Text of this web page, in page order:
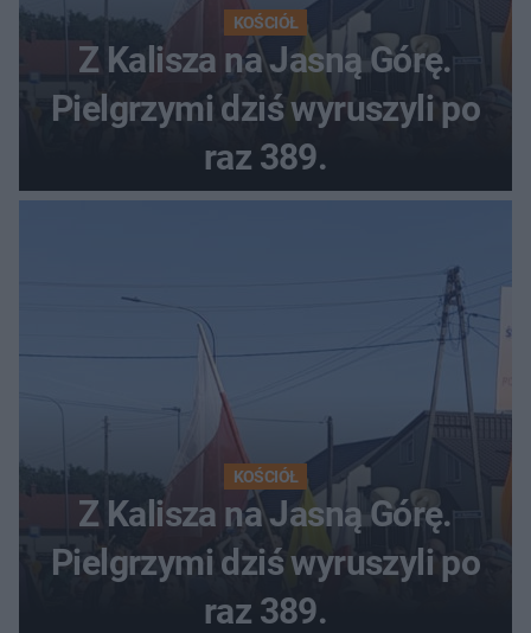
KOŚCIÓŁ
Z Kalisza na Jasną Górę.
Pielgrzymi dziś wyruszyli po
raz 389.
KOŚCIÓŁ
Z Kalisza na Jasną Górę.
Pielgrzymi dziś wyruszyli po
raz 389.